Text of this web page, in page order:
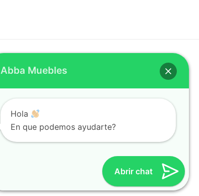
REDES SOCIALES
Facebook
Instagram
Twitter
Youtube
Abrir chat
Abba Muebles
Hola
En que podemos ayudarte?